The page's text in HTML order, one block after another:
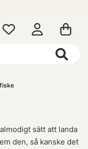
sätt att landa
den, så kanske det